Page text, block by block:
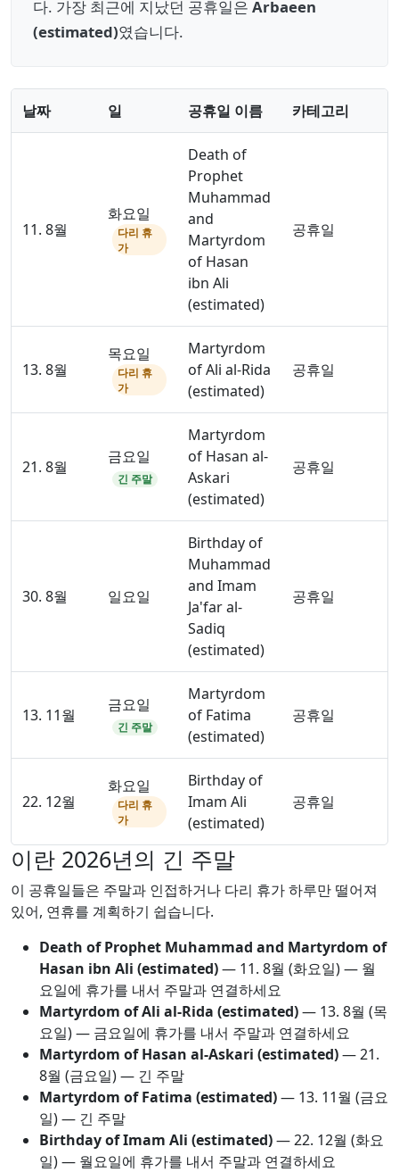
다. 가장 최근에 지났던 공휴일은 Arbaeen
(estimated)였습니다.
날짜 일 공휴일 이름 카테고리
11. 8월
화요일
다리 휴
가
Death of
Prophet
Muhammad
and
Martyrdom
of Hasan
ibn Ali
(estimated)
공휴일
13. 8월
목요일
다리 휴
가
Martyrdom
of Ali al-Rida
(estimated)
공휴일
21. 8월
금요일
긴 주말
Martyrdom
of Hasan al-
Askari
(estimated)
공휴일
30. 8월 일요일
Birthday of
Muhammad
and Imam
Ja'far al-
Sadiq
(estimated)
공휴일
13. 11월
금요일
긴 주말
Martyrdom
of Fatima
(estimated)
공휴일
22. 12월
화요일
다리 휴
가
Birthday of
Imam Ali
(estimated)
공휴일
이란 2026년의 긴 주말
이 공휴일들은 주말과 인접하거나 다리 휴가 하루만 떨어져
있어, 연휴를 계획하기 쉽습니다.
Death of Prophet Muhammad and Martyrdom of
Hasan ibn Ali (estimated)— 11. 8월 (화요일) — 월
요일에 휴가를 내서 주말과 연결하세요
Martyrdom of Ali al-Rida (estimated)— 13. 8월 (목
요일) — 금요일에 휴가를 내서 주말과 연결하세요
Martyrdom of Hasan al-Askari (estimated)—21.
8월 (금요일) — 긴 주말
Martyrdom of Fatima (estimated)— 13. 11월 (금요
일) — 긴 주말
Birthday of Imam Ali (estimated)—22. 12월 (화요
일) — 월요일에 휴가를 내서 주말과 연결하세요